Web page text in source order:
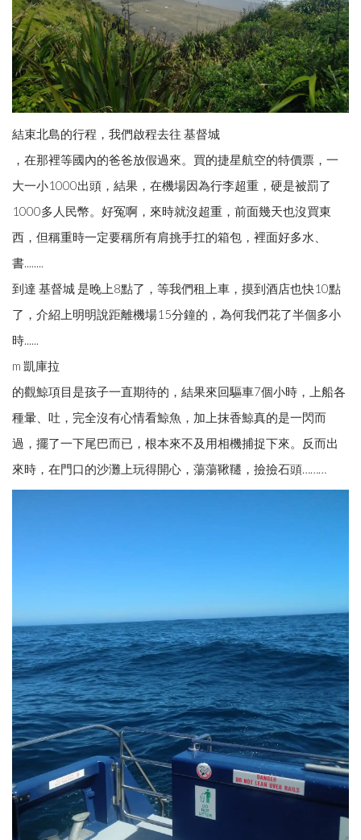
結束北島的行程，我們啟程去往 基督城
，在那裡等國內的爸爸放假過來。買的捷星航空的特價票，一
大一小1000出頭，結果，在機場因為行李超重，硬是被罰了
1000多人民幣。好冤啊，來時就沒超重，前面幾天也沒買東
西，但稱重時一定要稱所有肩挑手扛的箱包，裡面好多水、
書........
到達 基督城 是晚上8點了，等我們租上車，摸到酒店也快10點
了，介紹上明明說距離機場15分鐘的，為何我們花了半個多小
時......
m 凱庫拉
的觀鯨項目是孩子一直期待的，結果來回驅車7個小時，上船各
種暈、吐，完全沒有心情看鯨魚，加上抹香鯨真的是一閃而
過，擺了一下尾巴而已，根本來不及用相機捕捉下來。反而出
來時，在門口的沙灘上玩得開心，蕩蕩鞦韆，撿撿石頭………